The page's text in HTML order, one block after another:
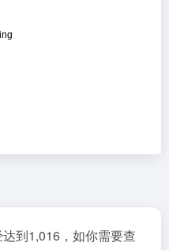
到1,016，如你需要查